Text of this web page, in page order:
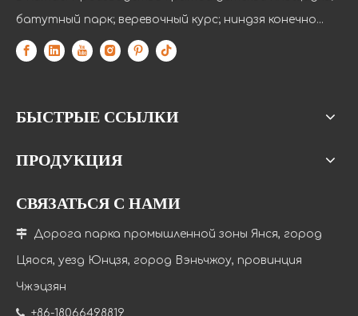
батутный парк; веревочный курс; ниндзя конечно...
БЫСТРЫЕ ССЫЛКИ
ПРОДУКЦИЯ
СВЯЗАТЬСЯ С НАМИ
 Дорога парка промышленной зоны Янся, город
Цяося, уезд Юнцзя, город Вэньчжоу, провинция
Чжэцзян
 +86-18066498819